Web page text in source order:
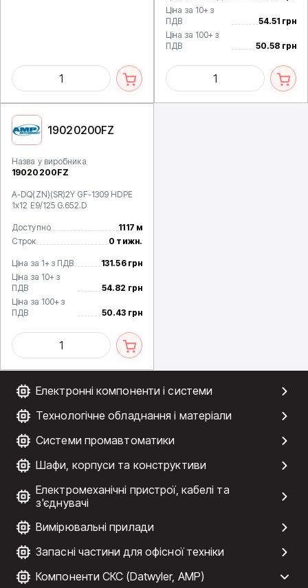
Електронні компоненти і системи
Технологічне обладнання і матеріали
Системи промавтоматики
Шафи, корпуси та конструктиви
Електромеханічні пристрої, кабелі та
з'єднувачі
Вимірювальні прилади
Запасні частини для офісної техніки
Компоненти СКС (Datwyler, AMP)
Ціна за 10+ з
ПДВ
54.51 грн
Ціна за 100+ з
ПДВ
50.58 грн
19020200FZ
Назва у виробника
19020200FZ
A-DQ(ZN)(SR)2Y GF-1309 HDPE
1x12 E9/125 G.652.D
Доступно
1117 м
Строк
0 тижн.
Ціна за 1+ з ПДВ
131.56 грн
Ціна за 10+ з
ПДВ
54.82 грн
Ціна за 100+ з
ПДВ
50.43 грн